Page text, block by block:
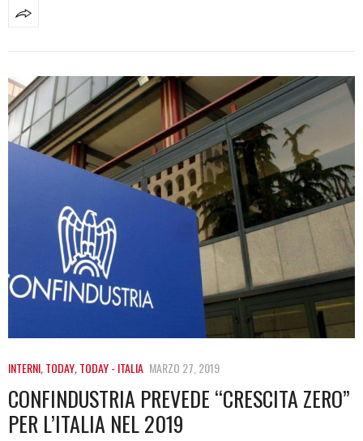
INTERNI,TODAY,TODAY - ITALIA MARZO 27, 2019
CONFINDUSTRIA PREVEDE “CRESCITA ZERO”
PER L’ITALIA NEL 2019